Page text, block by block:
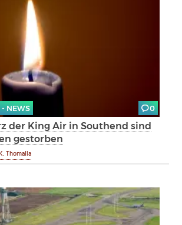
- NEWS 0
der King Air in Southend sind
gestorben
Thomalla